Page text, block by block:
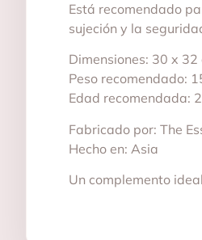
Está recomendado
sujeción y la
Dimensiones: 30 x 32
Peso recomendado:
Edad recomendada:
Fabricado por: The
Hecho en: Asia
Un complemento